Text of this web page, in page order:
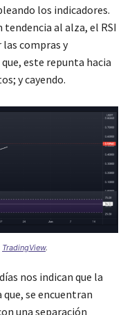
los indicadores.
tendencia al alza, el RSI
compras y
este repunta hacia
y cayendo.
TradingView.
nos indican que la
que, se encuentran
una separación